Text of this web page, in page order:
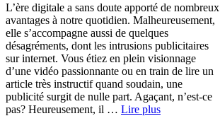
L’ère digitale a sans doute apporté de nombreux
avantages à notre quotidien. Malheureusement,
elle s’accompagne aussi de quelques
désagréments, dont les intrusions publicitaires
sur internet. Vous étiez en plein visionnage
d’une vidéo passionnante ou en train de lire un
article très instructif quand soudain, une
publicité surgit de nulle part. Agaçant, n’est-ce
pas? Heureusement, il … Lire plus